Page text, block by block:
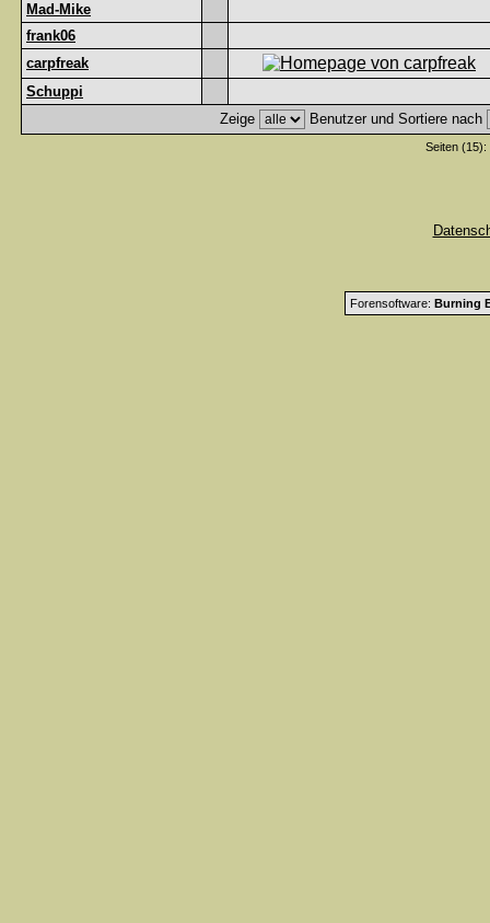
Mad-Mike
frank06
carpfreak
Schuppi
Zeige
Benutzer und Sortiere nach
Seiten (15):
Forensoftware: Burning